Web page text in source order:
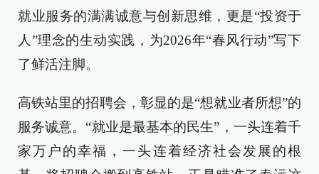
就业服务的满满诚意与创新思维，更是“投资于
人”理念的生动实践，为2026年“春风行动”写下
了鲜活注脚。
高铁站里的招聘会，彰显的是“想就业者所想”的
服务诚意。“就业是最基本的民生”，一头连着千
家万户的幸福，一头连着经济社会发展的根